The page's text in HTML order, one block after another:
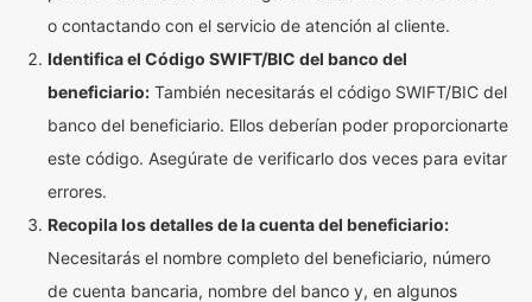
o contactando con el servicio de atención al cliente.
Identifica el Código SWIFT/BIC del banco del
beneficiario: También necesitarás el código SWIFT/BIC del
banco del beneficiario. Ellos deberían poder proporcionarte
este código. Asegúrate de verificarlo dos veces para evitar
errores.
Recopila los detalles de la cuenta del beneficiario:
Necesitarás el nombre completo del beneficiario, número
de cuenta bancaria, nombre del banco y, en algunos